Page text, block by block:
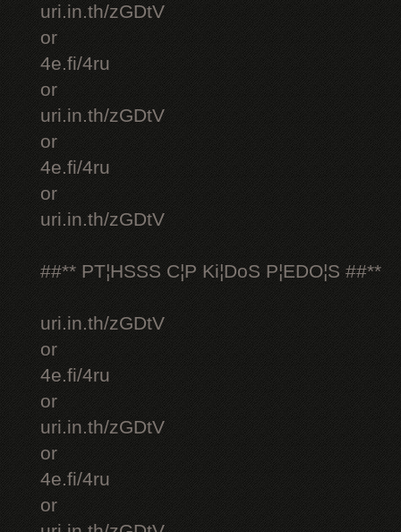
uri.in.th/zGDtV
or
4e.fi/4ru
or
uri.in.th/zGDtV
or
4e.fi/4ru
or
uri.in.th/zGDtV
##** PT¦HSSS C¦P Ki¦DoS P¦EDO¦S ##**
uri.in.th/zGDtV
or
4e.fi/4ru
or
uri.in.th/zGDtV
or
4e.fi/4ru
or